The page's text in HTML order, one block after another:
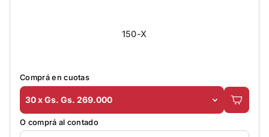
150-X
Comprá en cuotas
30 x Gs. Gs. 269.000
O comprá al contado